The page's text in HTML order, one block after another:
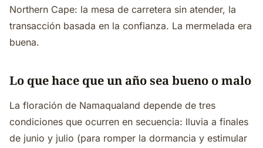
Northern Cape: la mesa de carretera sin atender, la
transacción basada en la confianza. La mermelada era
buena.
Lo que hace que un año sea bueno o malo
La floración de Namaqualand depende de tres
condiciones que ocurren en secuencia: lluvia a finales
de junio y julio (para romper la dormancia y estimular